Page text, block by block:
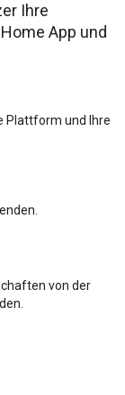
Ihre
App und
Plattform und Ihre
von der